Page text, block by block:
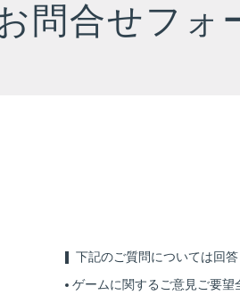
問合せフォ
下記のご質問については回
ゲームに関するご意見ご要望